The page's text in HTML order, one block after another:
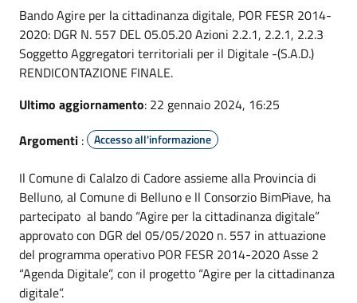
Bando Agire per la cittadinanza digitale, POR FESR 2014-
2020: DGR N. 557 DEL 05.05.20 Azioni 2.2.1, 2.2.1, 2.2.3
Soggetto Aggregatori territoriali per il Digitale -(S.A.D.)
RENDICONTAZIONE FINALE.
Ultimo aggiornamento: 22 gennaio 2024, 16:25
Argomenti : Accesso all'informazione
Il Comune di Calalzo di Cadore assieme alla Provincia di
Belluno, al Comune di Belluno e ll Consorzio BimPiave, ha
partecipato al bando “Agire per la cittadinanza digitale”
approvato con DGR del 05/05/2020 n. 557 in attuazione
del programma operativo POR FESR 2014-2020 Asse 2
“Agenda Digitale”, con il progetto “Agire per la cittadinanza
digitale”.